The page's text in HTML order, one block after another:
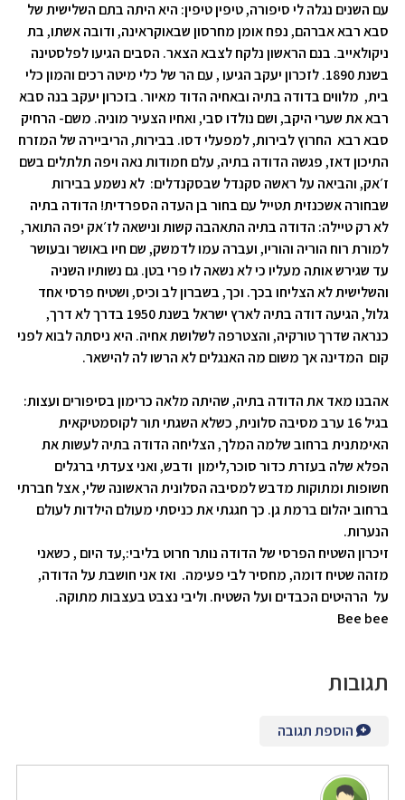
עם השנים נגלה לי סיפורה, טיפין טיפין: היא היתה בתם השלישית של
סבא רבא אברהם, נפח אומן מחרסון שבאוקראינה, ודובה אשתו, בת
ניקולאייב. בנם הראשון נלקח לצבא הצאר. הסבים הגיעו לפלסטינה
בשנת 1890. לזכרון יעקב הגיעו , עם הר של כלי מיטה רכים והמון כלי
בית, מלווים בדודה בתיה ובאחיה הדוד מאיור. בזכרון יעקב בנה סבא
רבא את שערי היקב, ושם נולדו סבי, ואחיו הצעיר מוניה. משם- הרחיק
סבא רבא החרוץ לבירות, למפעלי דסו. בבירות, הריביירה של המזרח
התיכון דאז, פגשה הדודה בתיה, עלם חמודות נאה ויפה תלתלים בשם
ז׳אק, והביאה על ראשה סקנדל שבסקנדלים: לא נשמע בבירות
שבחורה אשכנזית תטייל עם בחור בן העדה הספרדית! הדודה בתיה
לא רק טיילה: הדודה בתיה התאהבה קשות ונישאה לז׳אק יפה התואר,
למורת רוח הוריה והוריו, ועברה עמו לדמשק, שם חיו באושר ובעושר
עד שגירש אותה מעליו כי לא נשאה לו פרי בטן. גם נשותיו השניה
והשלישית לא הצליחו בכך. וכך, בשברון לב וכיס, ושטיח פרסי אחד
גלול, הגיעה דודה בתיה לארץ ישראל בשנת 1950 בדרך לא דרך,
כנראה שדרך טורקיה, והצטרפה לשלושת אחיה. היא ניסתה לבוא לפני
קום המדינה אך משום מה האנגלים לא הרשו לה להישאר.
אהבנו מאד את הדודה בתיה, שהיתה מלאה כרימון בסיפורים ועצות:
בגיל 16 ערב מסיבה סלונית, כשלא השגתי תור לקוסמטיקאית
האימתנית ברחוב שלמה המלך, הצליחה הדודה בתיה לעשות את
הפלא שלה בעזרת כדור סוכר,לימון ודבש, ואני צעדתי ברגלים
חשופות ומתוקות מדבש למסיבה הסלונית הראשונה שלי, אצל חברתי
ברחוב יהלום ברמת גן. כך חגגתי את כניסתי מעולם הילדות לעולם
הנערות.
זיכרון השטיח הפרסי של הדודה נותר חרוט בליבי:,עד היום , כשאני
מזהה שטיח דומה, מחסיר לבי פעימה. ואז אני חושבת על הדודה,
על הרהיטים הכבדים ועל השטיח. וליבי נצבט בעצבות מתוקה.
Bee bee
תגובות
הוספת תגובה